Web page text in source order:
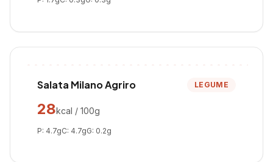
Salata Milano Agriro LEGUME
28kcal / 100g
P: 4.7gC: 4.7gG: 0.2g